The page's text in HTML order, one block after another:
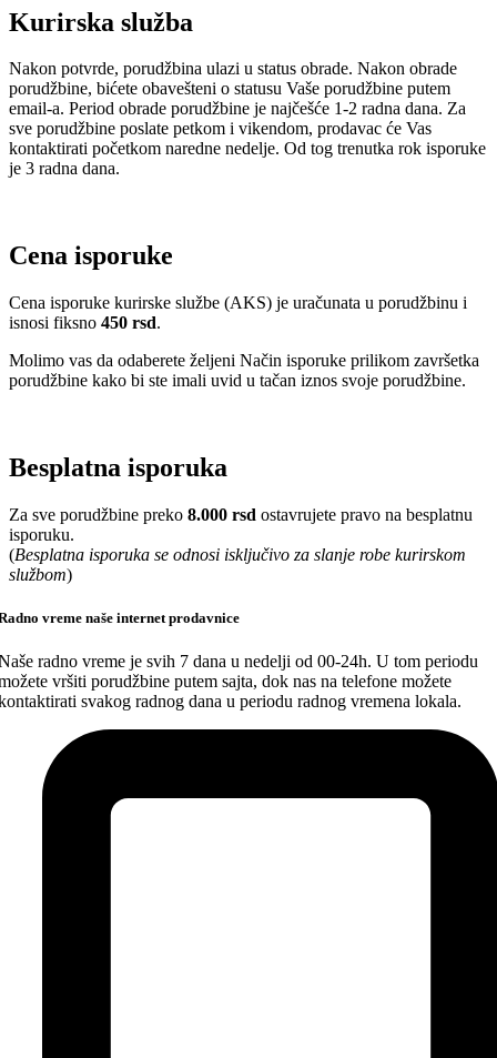
Kurirska služba
Nakon potvrde, porudžbina ulazi u status obrade. Nakon obrade
porudžbine, bićete obavešteni o statusu Vaše porudžbine putem
email-a. Period obrade porudžbine je najčešće 1-2 radna dana. Za
sve porudžbine poslate petkom i vikendom, prodavac će Vas
kontaktirati početkom naredne nedelje. Od tog trenutka rok isporuke
je 3 radna dana.
Cena isporuke
Cena isporuke kurirske službe (AKS) je uračunata u porudžbinu i
isnosi fiksno 450 rsd.
Molimo vas da odaberete željeni Način isporuke prilikom završetka
porudžbine kako bi ste imali uvid u tačan iznos svoje porudžbine.
Besplatna isporuka
Za sve porudžbine preko 8.000 rsd ostavrujete pravo na besplatnu
isporuku.
(Besplatna isporuka se odnosi isključivo za slanje robe kurirskom
službom)
vreme naše internet prodavnice
radno vreme je svih 7 dana u nedelji od 00-24h. U tom periodu
vršiti porudžbine putem sajta, dok nas na telefone možete
svakog radnog dana u periodu radnog vremena lokala.